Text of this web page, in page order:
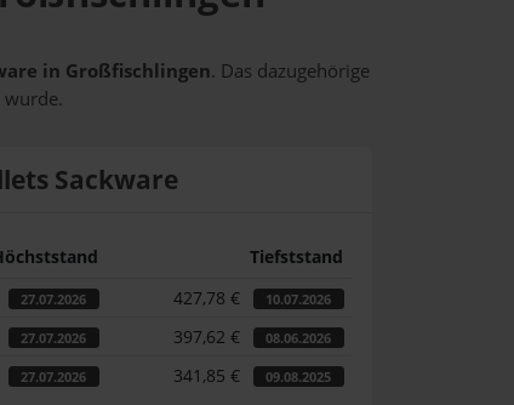
in Großfischlingen. Das dazugehörige
Sackware
Tiefststand
27.07.2026 427,78 € 10.07.2026
27.07.2026 397,62 € 08.06.2026
27.07.2026 341,85 € 09.08.2025